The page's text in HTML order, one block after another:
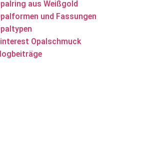
aus Weißgold
und Fassungen
Opalschmuck